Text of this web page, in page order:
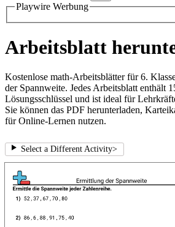
Playwire Werbung
Arbeitsblatt
Kostenlose math-Arbeitsblätter für 6.
der Spannweite. Jedes Arbeitsblatt enthält
Lösungsschlüssel und ist ideal für
Sie können das PDF herunterladen,
für Online-Lernen nutzen.
Select a Different Activity>